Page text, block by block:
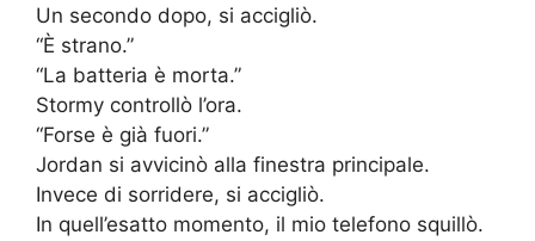
Un secondo dopo, si accigliò.
“È strano.”
“La batteria è morta.”
Stormy controllò l’ora.
“Forse è già fuori.”
Jordan si avvicinò alla finestra principale.
Invece di sorridere, si accigliò.
In quell’esatto momento, il mio telefono squillò.